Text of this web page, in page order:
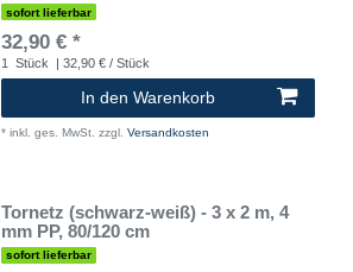
sofort lieferbar
32,90 € *
1 Stück | 32,90 € / Stück
In den Warenkorb
* inkl. ges. MwSt. zzgl. Versandkosten
Tornetz (schwarz-weiß) - 3 x 2 m, 4
mm PP, 80/120 cm
sofort lieferbar